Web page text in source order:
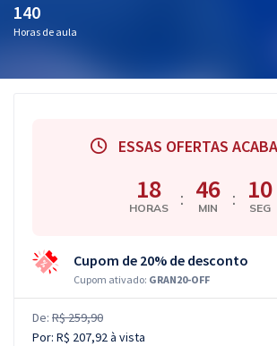
140
Horas de aula
ESSAS OFERTAS
18
HORAS : 46
MIN : 09
SEG
Cupom de 20% de desconto
Cupom ativado: GRAN20-OFF
De: R$ 259,90
Por: R$ 207,92à vista